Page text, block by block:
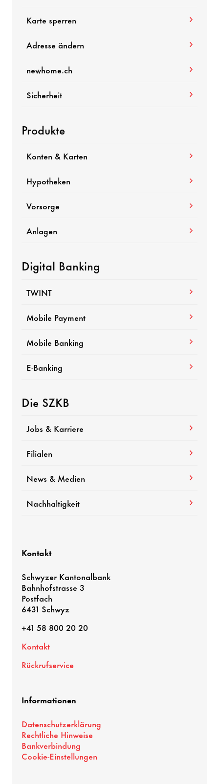
Karte sperren
Adresse ändern
newhome.ch
Sicherheit
Produkte
Konten & Karten
Hypotheken
Vorsorge
Anlagen
Digital Banking
TWINT
Mobile Payment
Mobile Banking
E-Banking
Die SZKB
Jobs & Karriere
Filialen
News & Medien
Nachhaltigkeit
Kontakt
Schwyzer Kantonalbank
Bahnhofstrasse 3
Postfach
6431 Schwyz
+41 58 800 20 20
Kontakt
Rückrufservice
Informationen
Datenschutzerklärung
Rechtliche Hinweise
Bankverbindung
Cookie-Einstellungen